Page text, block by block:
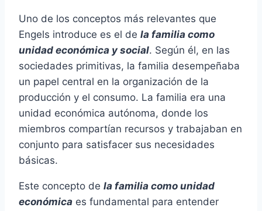
Uno de los conceptos más relevantes que
Engels introduce es el de la familia como
unidad económica y social. Según él, en las
sociedades primitivas, la familia desempeñaba
un papel central en la organización de la
producción y el consumo. La familia era una
unidad económica autónoma, donde los
miembros compartían recursos y trabajaban en
conjunto para satisfacer sus necesidades
básicas.
Este concepto de la familia como unidad
económica es fundamental para entender